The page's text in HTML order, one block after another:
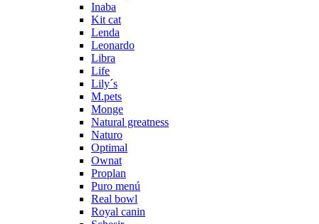
Inaba
Kit cat
Lenda
Leonardo
Libra
Life
Lily´s
M.pets
Monge
Natural greatness
Naturo
Optimal
Ownat
Proplan
Puro menú
Real bowl
Royal canin